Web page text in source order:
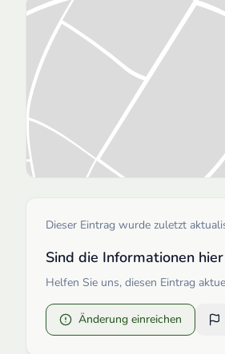
Dieser Eintrag wurde zuletzt
Sind die Informationen
Helfen Sie uns, diesen Eintrag
Änderung einreichen